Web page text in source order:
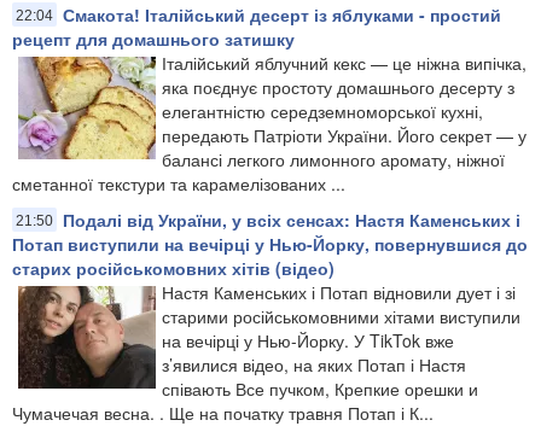
22:04 Смакота! Італійський десерт із яблуками - простий
рецепт для домашнього затишку
Італійський яблучний кекс — це ніжна випічка,
яка поєднує простоту домашнього десерту з
елегантністю середземноморської кухні,
передають Патріоти України. Його секрет — у
балансі легкого лимонного аромату, ніжної
сметанної текстури та карамелізованих ...
21:50
Подалі від України, у всіх сенсах: Настя Каменських і
Потап виступили на вечірці у Нью-Йорку, повернувшися до
старих російськомовних хітів (відео)
Настя Каменських і Потап відновили дует і зі
старими російськомовними хітами виступили
на вечірці у Нью-Йорку. У TikTok вже
з’явилися відео, на яких Потап і Настя
співають Все пучком, Крепкие орешки и
Чумачечая весна. . Ще на початку травня Потап і К...